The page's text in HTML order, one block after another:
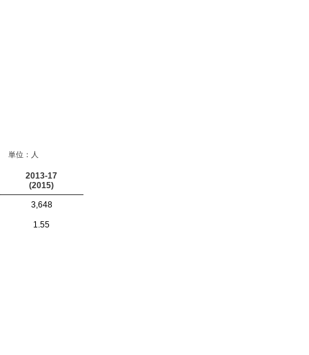
単位：人
2013-17
(2015)
3,648
1.55